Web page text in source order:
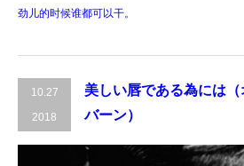
劲儿的时候谁都可以干。
10.27
2018
美しい唇である為には
バーン）